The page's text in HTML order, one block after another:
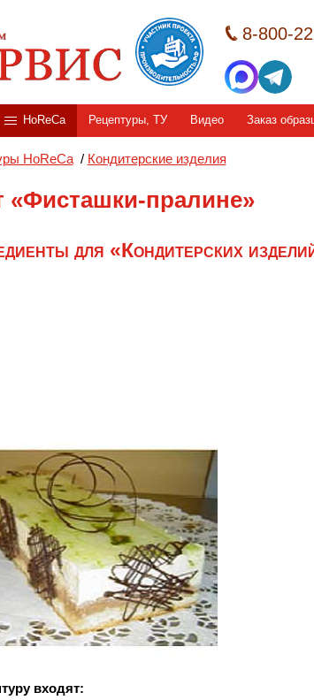
8-800-
HoReCa Рецептуры, ТУ Видео Заказ
HoReCa/ Кондитерские изделия
«Фисташки-пралине»
для «Кондитерских
входят: